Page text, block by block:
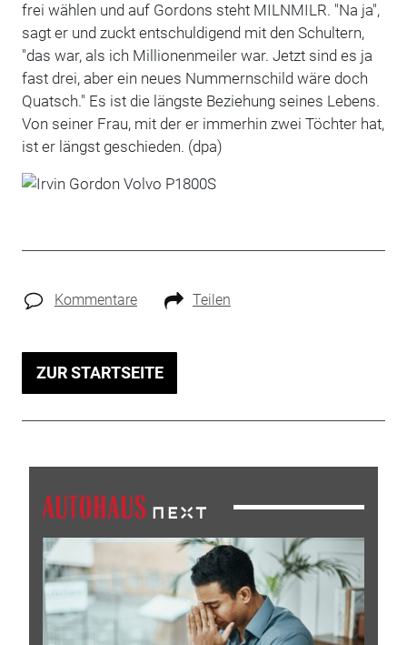
frei wählen und auf Gordons steht MILNMILR. "Na ja",
sagt er und zuckt entschuldigend mit den Schultern,
"das war, als ich Millionenmeiler war. Jetzt sind es ja
fast drei, aber ein neues Nummernschild wäre doch
Quatsch." Es ist die längste Beziehung seines Lebens.
Von seiner Frau, mit der er immerhin zwei Töchter hat,
ist er längst geschieden. (dpa)
Kommentare Teilen
ZUR STARTSEITE